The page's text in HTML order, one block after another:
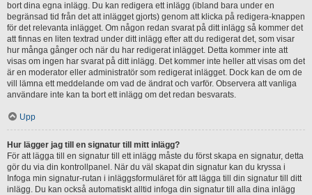
bort dina egna inlägg. Du kan redigera ett inlägg (ibland bara under en
begränsad tid från det att inlägget gjorts) genom att klicka på redigera-knappen
för det relevanta inlägget. Om någon redan svarat på ditt inlägg så kommer det
att finnas en liten textrad under ditt inlägg efter att du redigerat det, som visar
hur många gånger och när du har redigerat inlägget. Detta kommer inte att
visas om ingen har svarat på ditt inlägg. Det kommer inte heller att visas om det
är en moderator eller administratör som redigerat inlägget. Dock kan de om de
vill lämna ett meddelande om vad de ändrat och varför. Observera att vanliga
användare inte kan ta bort ett inlägg om det redan besvarats.
Upp
Hur lägger jag till en signatur till mitt inlägg?
För att lägga till en signatur till ett inlägg måste du först skapa en signatur, detta
gör du via din kontrollpanel. När du väl skapat din signatur kan du kryssa i
Infoga min signatur-rutan i inläggsformuläret för att lägga till din signatur till ditt
inlägg. Du kan också automatiskt alltid infoga din signatur till alla dina inlägg